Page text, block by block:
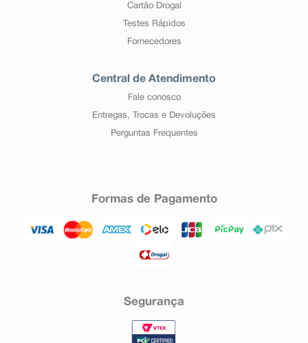
Cartão Drogal
Testes Rápidos
Fornecedores
Central de Atendimento
Fale conosco
Entregas, Trocas e Devoluções
Perguntas Frequentes
Formas de Pagamento
Segurança